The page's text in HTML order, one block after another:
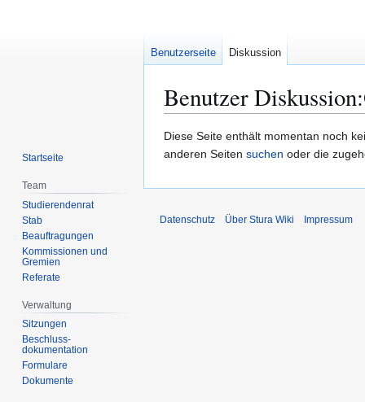
Benutzer Diskussion:
Zur
Navigation
Zur
Suche
Diese Seite enthält momentan noch
anderen Seiten suchen oder die
Benutzerseite Diskussion
Startseite
Team
Studierendenrat
Stab
Beauftragungen
Kommissionen und
Gremien
Referate
Verwaltung
Sitzungen
Beschluss-
dokumentation
Formulare
Dokumente
Datenschutz Über Stura Wiki Impressum